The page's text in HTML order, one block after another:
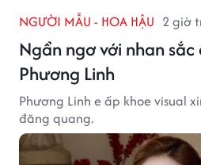
NGƯỜI MẪU - HOA HẬU 2 giờ
Ngẩn ngơ với nhan
Phương Linh
Phương Linh e ấp khoe visual
đăng quang.